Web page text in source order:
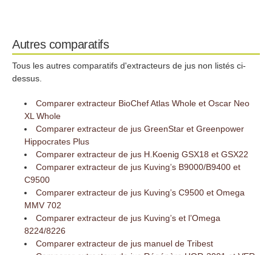
Autres comparatifs
Tous les autres comparatifs d'extracteurs de jus non listés ci-
dessus.
Comparer extracteur BioChef Atlas Whole et Oscar Neo
XL Whole
Comparer extracteur de jus GreenStar et Greenpower
Hippocrates Plus
Comparer extracteur de jus H.Koenig GSX18 et GSX22
Comparer extracteur de jus Kuving’s B9000/B9400 et
C9500
Comparer extracteur de jus Kuving’s C9500 et Omega
MMV 702
Comparer extracteur de jus Kuving’s et l’Omega
8224/8226
Comparer extracteur de jus manuel de Tribest